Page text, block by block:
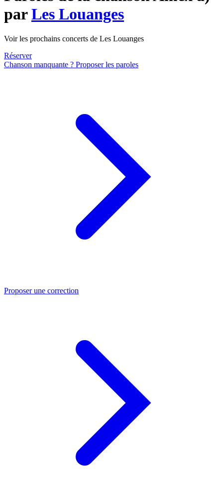
parLes Louanges
Voir les prochains concerts de Les Louanges
Réserver
Chanson manquante ? Proposer les paroles
Proposer une correction